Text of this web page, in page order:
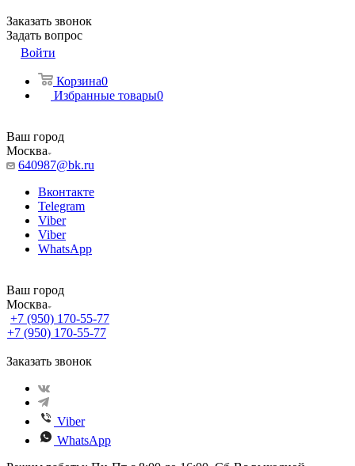
Заказать звонок
Задать вопрос
Войти
Корзина0
Избранные товары0
Ваш город
Москва
640987@bk.ru
Вконтакте
Telegram
Viber
Viber
WhatsApp
Ваш город
Москва
+7 (950) 170-55-77
+7 (950) 170-55-77
Заказать звонок
Viber
WhatsApp